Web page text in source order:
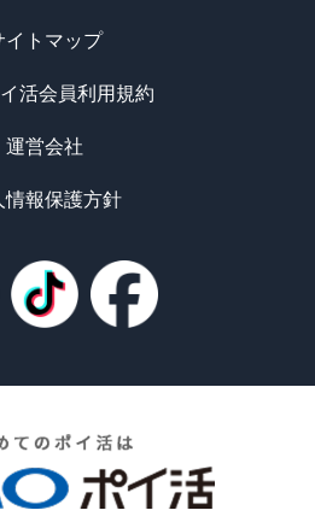
イトマップ
活会員利用規約
運営会社
情報保護方針